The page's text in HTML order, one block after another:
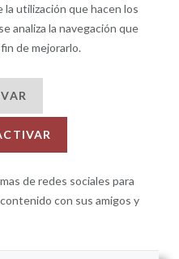
utilización que hacen los
analiza la navegación que
de mejorarlo.
de redes sociales para
con sus amigos y